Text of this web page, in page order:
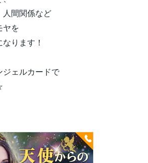
人間関係など
ヤを
ります！
ェルカードで